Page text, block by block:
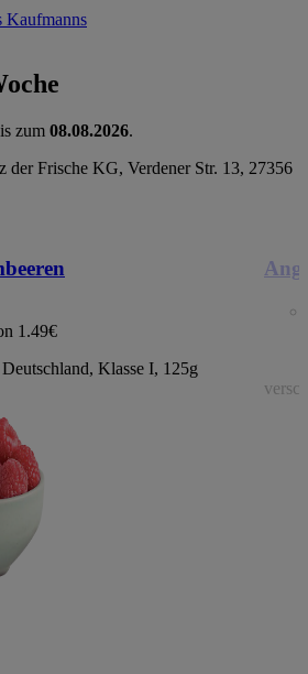
Kaufmanns
zum 08.08.2026.
der Frische KG, Verdener Str. 13, 27356
1.49€
Klasse I, 125g